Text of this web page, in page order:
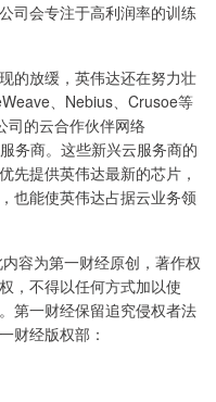
司会专注于高利润率的训练
的放缓，英伟达还在努力壮
、Nebius、Crusoe等
司的云合作伙伴网络
务商。这些新兴云服务商的
先提供英伟达最新的芯片，
也能使英伟达占据云业务领
容为第一财经原创，著作权
，不得以任何方式加以使
第一财经保留追究侵权者法
财经版权部：